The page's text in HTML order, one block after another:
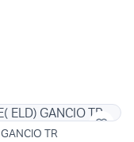
GANCIO TR